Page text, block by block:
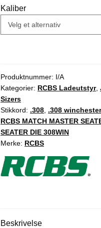
Kaliber
Produktnummer: I/A
Kategorier: RCBS Ladeutstyr,
Sizers
Stikkord: .308, .308 winchester
RCBS MATCH MASTER
SEATER DIE 308WIN
Merke: RCBS
Beskrivelse